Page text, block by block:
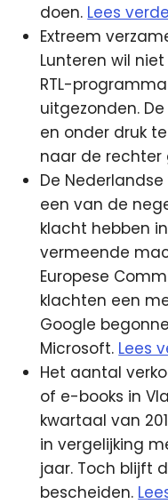
doen. Lees
Extreem
Lunteren wil
RTL-
uitgezonden.
en onder druk
naar de rechter
De
een van de
klacht hebben
vermeende
Europese
klachten een
Google
Microsoft. Lees
Het aantal
of e-books in
kwartaal van
in vergelijking
jaar. Toch blijft
bescheiden.